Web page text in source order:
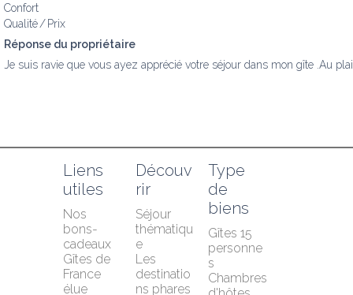
Confort
Qualité / Prix
Réponse du propriétaire
Je suis ravie que vous ayez apprécié votre séjour dans mon gîte .Au
Liens
utiles
Nos
bons-
cadeaux
Gîtes de
France
élue
Découv
rir
Séjour
thématiqu
e
Les
destinatio
ns phares
Type
de
biens
Gîtes 15
personne
s
Chambres